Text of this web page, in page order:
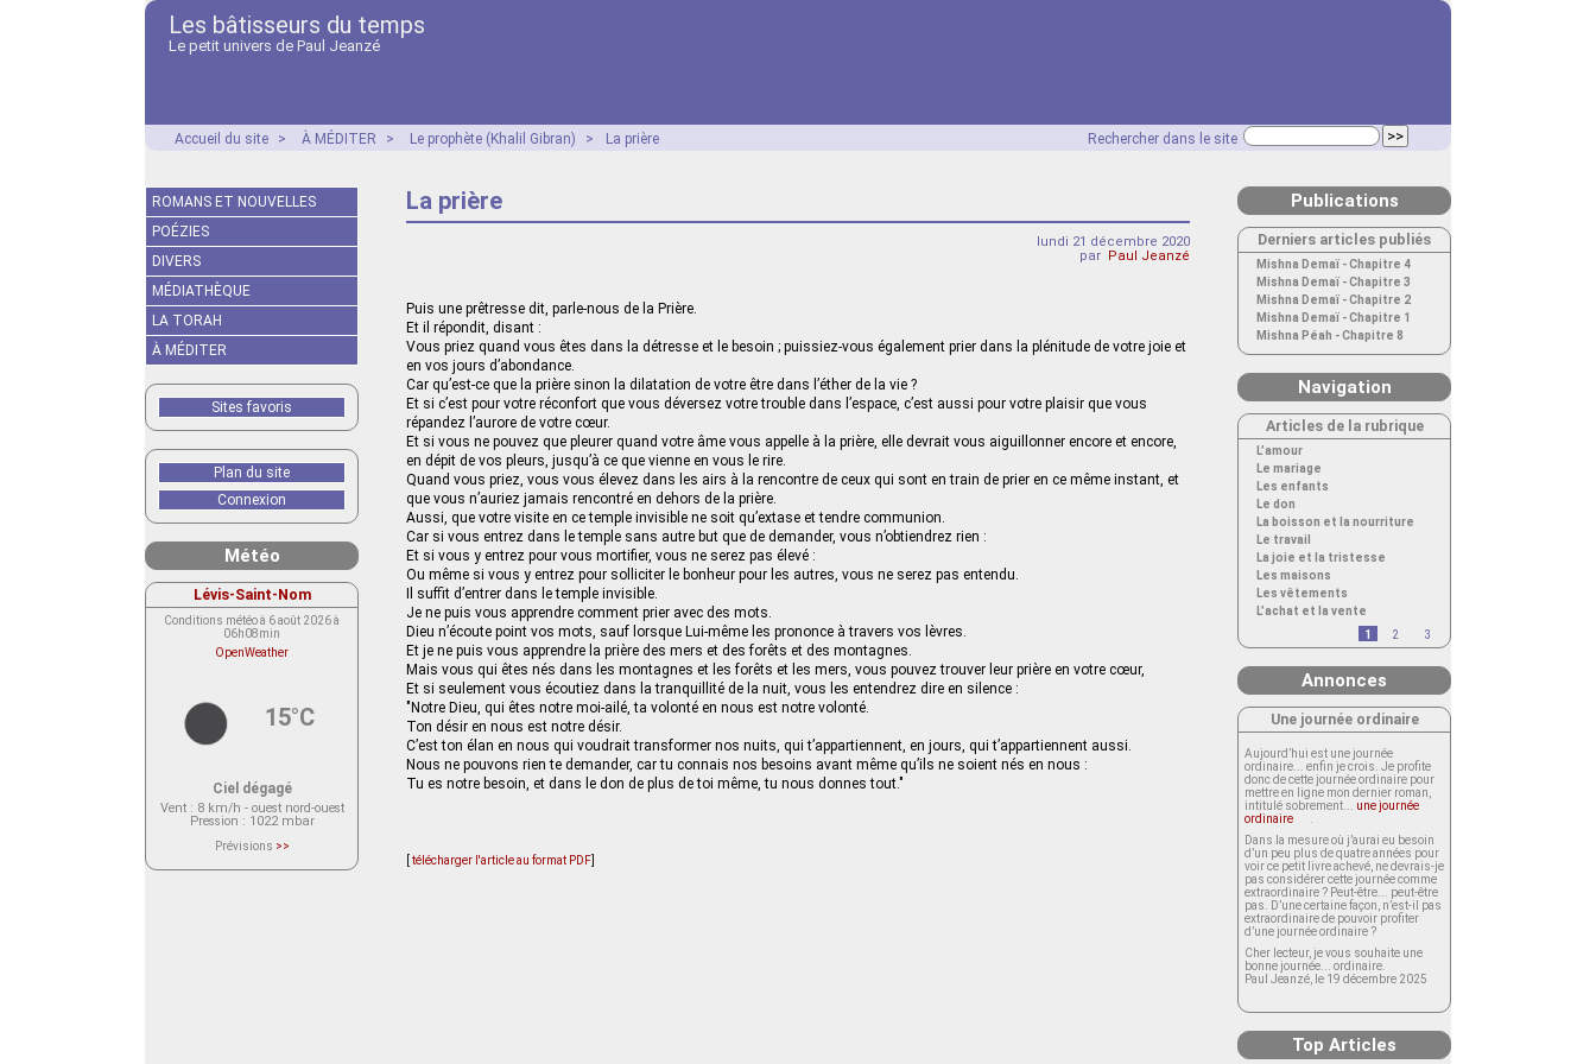
Les bâtisseurs du temps
Le petit univers de Paul Jeanzé
Rechercher dans le site
Accueil du site > À MÉDITER > Le prophète (Khalil Gibran) > La prière
La prière
lundi 21 décembre 2020
par Paul Jeanzé
Puis une prêtresse dit, parle-nous de la Prière.
Et il répondit, disant :
Vous priez quand vous êtes dans la détresse et le besoin ; puissiez-vous également prier dans la plénitude de votre joie et
en vos jours d’abondance.
Car qu’est-ce que la prière sinon la dilatation de votre être dans l’éther de la vie ?
Et si c’est pour votre réconfort que vous déversez votre trouble dans l’espace, c’est aussi pour votre plaisir que vous
répandez l’aurore de votre cœur.
Et si vous ne pouvez que pleurer quand votre âme vous appelle à la prière, elle devrait vous aiguillonner encore et encore,
en dépit de vos pleurs, jusqu’à ce que vienne en vous le rire.
Quand vous priez, vous vous élevez dans les airs à la rencontre de ceux qui sont en train de prier en ce même instant, et
que vous n’auriez jamais rencontré en dehors de la prière.
Aussi, que votre visite en ce temple invisible ne soit qu’extase et tendre communion.
Car si vous entrez dans le temple sans autre but que de demander, vous n’obtiendrez rien :
Et si vous y entrez pour vous mortifier, vous ne serez pas élevé :
Ou même si vous y entrez pour solliciter le bonheur pour les autres, vous ne serez pas entendu.
Il suffit d’entrer dans le temple invisible.
Je ne puis vous apprendre comment prier avec des mots.
Dieu n’écoute point vos mots, sauf lorsque Lui-même les prononce à travers vos lèvres.
Et je ne puis vous apprendre la prière des mers et des forêts et des montagnes.
Mais vous qui êtes nés dans les montagnes et les forêts et les mers, vous pouvez trouver leur prière en votre cœur,
Et si seulement vous écoutiez dans la tranquillité de la nuit, vous les entendrez dire en silence :
"Notre Dieu, qui êtes notre moi-ailé, ta volonté en nous est notre volonté.
Ton désir en nous est notre désir.
C’est ton élan en nous qui voudrait transformer nos nuits, qui t’appartiennent, en jours, qui t’appartiennent aussi.
Nous ne pouvons rien te demander, car tu connais nos besoins avant même qu’ils ne soient nés en nous :
Tu es notre besoin, et dans le don de plus de toi même, tu nous donnes tout."
télécharger l'article au format PDF
ROMANS ET NOUVELLES
POÉZIES
DIVERS
MÉDIATHÈQUE
LA TORAH
À MÉDITER
Sites favoris
Plan du site
Connexion
Météo
Lévis-Saint-Nom
Conditions météo à 6 août 2026 à
06h08min
OpenWeather
15°C
Ciel dégagé
Vent: 8 km/h - ouest nord-ouest
Pression : 1022 mbar
Prévisions >>
actuellement aucune prévision
Publications
Derniers articles publiés
Mishna Demaï - Chapitre 4
Mishna Demaï - Chapitre 3
Mishna Demaï - Chapitre 2
Mishna Demaï - Chapitre 1
Mishna Péah - Chapitre 8
Navigation
Articles de la rubrique
L’amour
Le mariage
Les enfants
Le don
La boisson et la nourriture
Le travail
La joie et la tristesse
Les maisons
Les vêtements
L’achat et la vente
1
2 3
Annonces
Une journée ordinaire
Aujourd’hui est une journée
ordinaire... enfin je crois. Je profite
donc de cette journée ordinaire pour
mettre en ligne mon dernier roman,
intitulé sobrement... une journée
ordinaire
Dans la mesure où j’aurai eu besoin
d’un peu plus de quatre années pour
voir ce petit livre achevé, ne devrais-je
pas considérer cette journée comme
extraordinaire ? Peut-être... peut-être
pas. D’une certaine façon, n’est-il pas
extraordinaire de pouvoir profiter
d’une journée ordinaire ?
Cher lecteur, je vous souhaite une
bonne journée... ordinaire.
Paul Jeanzé, le 19 décembre 2025
Top Articles